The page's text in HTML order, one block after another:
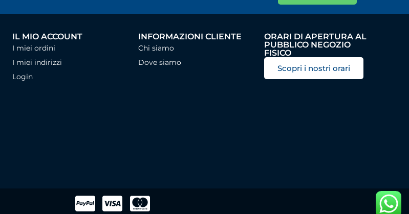
IL MIO ACCOUNT
I miei ordini
I miei indirizzi
Login
INFORMAZIONI CLIENTE
Chi siamo
Dove siamo
ORARI DI APERTURA AL
PUBBLICO NEGOZIO
FISICO
Scopri i nostri orari